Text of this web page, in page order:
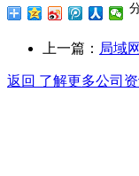
上一篇： 局域
返回 了解更多公司